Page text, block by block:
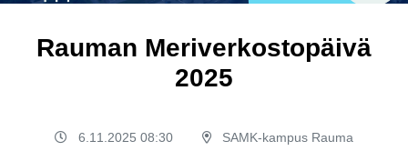
Rauman Meriverkostopäivä
2025
6.11.2025 08:30 SAMK-kampus Rauma